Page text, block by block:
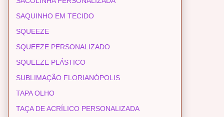
SAQUINHO EM TECIDO
SQUEEZE
SQUEEZE PERSONALIZADO
SQUEEZE PLÁSTICO
SUBLIMAÇÃO FLORIANÓPOLIS
TAPA OLHO
TAÇA DE ACRÍLICO PERSONALIZADA